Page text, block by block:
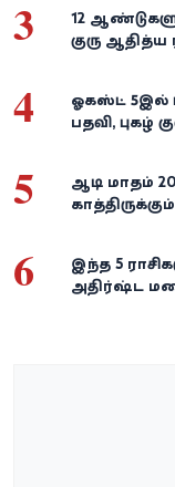
3
12
குரு
4
ஓகஸ்ட் 5இல்
பதவி, புகழ்
5
ஆடி மாதம்
6
இந்த 5
அதிர்ஷ்ட